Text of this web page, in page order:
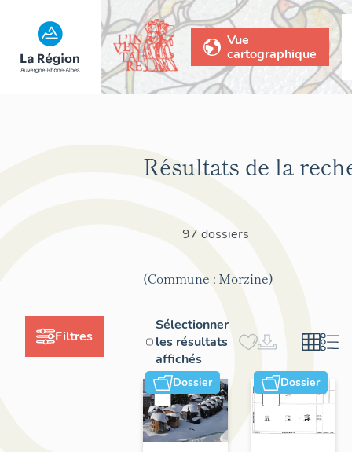
Vue
cartographique
Filtres
Résultats de la
97 dossiers
(Commune : Morzine)
Sélectionner
les résultats
affichés
Dossier Dossier